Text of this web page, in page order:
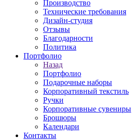
Производство
Технические требования
Дизайн-студия
Отзывы
Благодарности
Политика
Портфолио
Назад
Портфолио
Подарочные наборы
Корпоративный текстиль
Ручки
Корпоративные сувениры
Брошюры
Календари
Контакты